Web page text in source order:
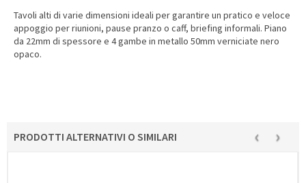
Tavoli alti di varie dimensioni ideali per garantire un pratico e veloce
appoggio per riunioni, pause pranzo o caff, briefing informali. Piano
da 22mm di spessore e 4 gambe in metallo 50mm verniciate nero
opaco.
PRODOTTI ALTERNATIVI O SIMILARI ‹ ›